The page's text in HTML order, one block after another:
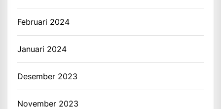
Februari 2024
Januari 2024
Desember 2023
November 2023